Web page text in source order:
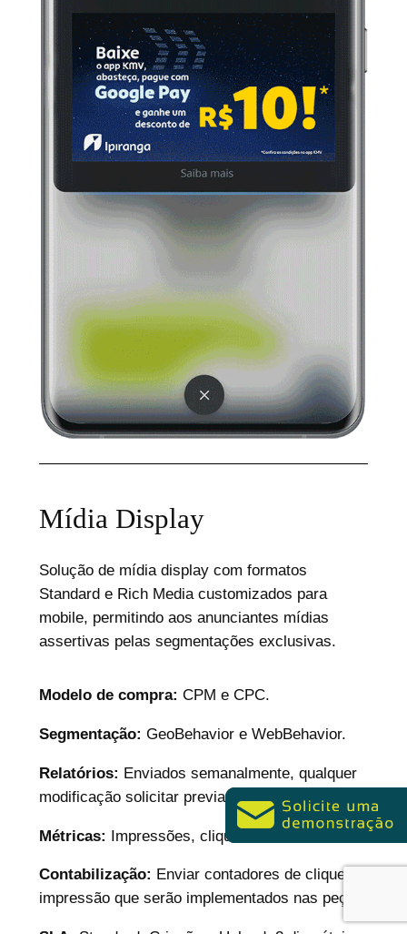
Mídia Display
Solução de mídia display com formatos
Standard e Rich Media customizados para
mobile, permitindo aos anunciantes mídias
assertivas pelas segmentações exclusivas.
Modelo de compra: CPM e CPC.
Segmentação: GeoBehavior e WebBehavior.
Relatórios: Enviados semanalmente, qualquer
modificação solicitar previamente.
Métricas: Impressões, cliques e CTR.
Contabilização: Enviar contadores de clique e
impressão que serão implementados nas peças.